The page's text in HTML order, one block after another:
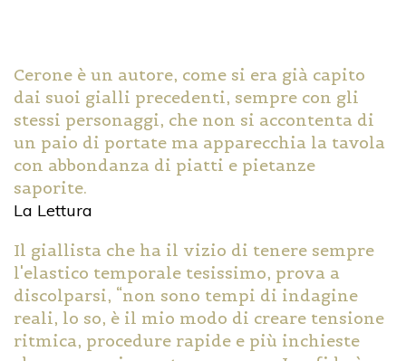
Cerone è un autore, come si era già capito
dai suoi gialli precedenti, sempre con gli
stessi personaggi, che non si accontenta di
un paio di portate ma apparecchia la tavola
con abbondanza di piatti e pietanze
saporite.
La Lettura
Il giallista che ha il vizio di tenere sempre
l'elastico temporale tesissimo, prova a
discolparsi, “non sono tempi di indagine
reali, lo so, è il mio modo di creare tensione
ritmica, procedure rapide e più inchieste